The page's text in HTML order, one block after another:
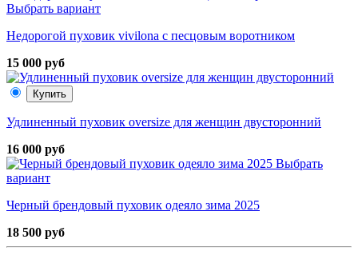
Выбрать вариант
Недорогой пуховик vivilona с песцовым воротником
15 000 руб
Купить
Удлиненный пуховик oversize для женщин двусторонний
16 000 руб
Выбрать
вариант
Черный брендовый пуховик одеяло зима 2025
18 500 руб